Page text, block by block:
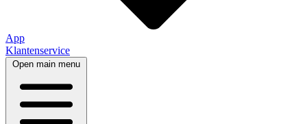
App
Klantenservice
Open main menu